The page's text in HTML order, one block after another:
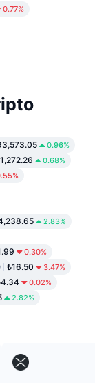
0.77%
0.96%
0.68%
2.83%
0.30%
₺16.50 3.47%
0.02%
2.82%